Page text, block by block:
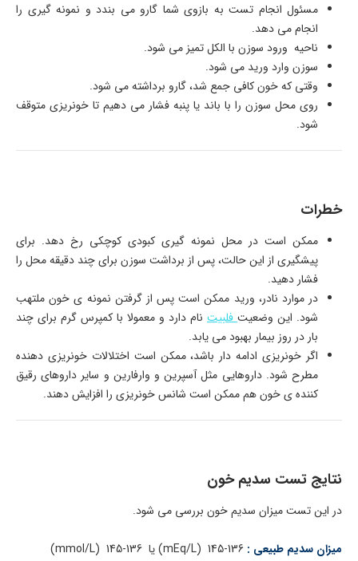
مسئول انجام تست به بازوی شما گارو می بندد و نمونه گیری را
انجام می دهد.
ناحیه ورود سوزن با الکل تمیز می شود.
سوزن وارد ورید می شود.
وقتی که خون کافی جمع شد، گارو برداشته می شود.
روی محل سوزن را با باند یا پنبه فشار می دهیم تا خونریزی متوقف
شود.
خطرات
ممکن است در محل نمونه گیری کبودی کوچکی رخ دهد. برای
پیشگیری از این حالت، پس از برداشت سوزن برای چند دقیقه محل را
فشار دهید.
در موارد نادر، ورید ممکن است پس از گرفتن نمونه ی خون ملتهب
شود. این وضعیتفلبیت نام دارد و معمولا با کمپرس گرم برای چند
بار در روز بیمار بهبود می یابد.
اگر خونریزی ادامه دار باشد، ممکن است اختلالات خونریزی دهنده
مطرح شود. داروهایی مثل آسپرین و وارفارین و سایر داروهای رقیق
کننده ی خون هم ممکن است شانس خونریزی را افزایش دهند.
نتایج تست سدیم خون
در این تست میزان سدیم خون بررسی می شود.
میزان سدیم طبیعی :